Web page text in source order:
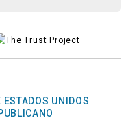
ESTADOS UNIDOS